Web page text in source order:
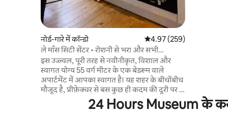
नोर्ड-गारे में कॉन्डो औसत रेटिंग 5 में से 4.97, 259
4.97 (259)
ले माँस सिटी सेंटर • रोशनी से भरा और सभी
सुविधाओं वाला अपार्टमेंट
इस उज्ज्वल, पूरी तरह से नवीनीकृत, विशाल और
स्वागत योग्य 55 वर्ग मीटर के एक बेडरूम वाले
अपार्टमेंट में आपका स्वागत है। यह शहर के बीचोंबीच
मौजूद है, प्रीफ़ेक्चर से बस कुछ ही कदम की दूरी पर है
और ट्रेन स्टेशन से पैदल चलकर 10 मिनट से भी कम
समय में पहुँचा जा सकता है, इसलिए यह व्यावसायिक
24 Hours Museum के